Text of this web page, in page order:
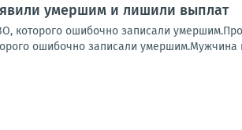
умершим и лишили выплат
которого ошибочно записали
ошибочно записали